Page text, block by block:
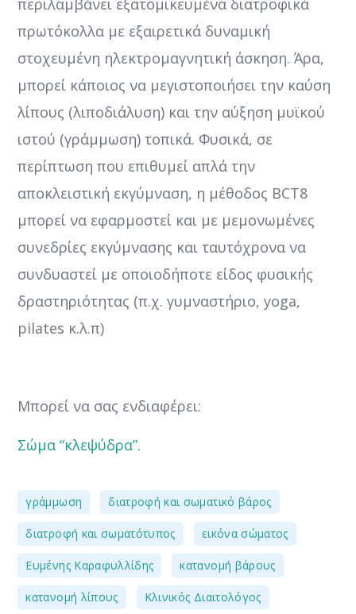
περιλαμβάνει εξατομικευμένα διατροφικά
πρωτόκολλα με εξαιρετικά δυναμική
στοχευμένη ηλεκτρομαγνητική άσκηση. Άρα,
μπορεί κάποιος να μεγιστοποιήσει την καύση
λίπους (λιποδιάλυση) και την αύξηση μυϊκού
ιστού (γράμμωση) τοπικά. Φυσικά, σε
περίπτωση που επιθυμεί απλά την
αποκλειστική εκγύμναση, η μέθοδος BCT8
μπορεί να εφαρμοστεί και με μεμονωμένες
συνεδρίες εκγύμνασης και ταυτόχρονα να
συνδυαστεί με οποιοδήποτε είδος φυσικής
δραστηριότητας (π.χ. γυμναστήριο, yoga,
pilates κ.λ.π)
Μπορεί να σας ενδιαφέρει:
Σώμα “κλεψύδρα”.
γράμμωση διατροφή και σωματικό βάρος
διατροφή και σωματότυπος εικόνα σώματος
Ευμένης Καραφυλλίδης κατανομή βάρους
κατανομή λίπους Κλινικός Διαιτολόγος